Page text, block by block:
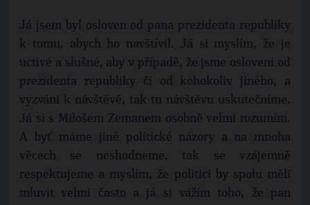
Já jsem byl osloven od pana prezidenta republiky
k tomu, abych ho navštívil. Já si myslím, že je
uctivé a slušné, aby v případě, že jsme osloveni od
prezidenta republiky či od kohokoliv jiného, a
vyzváni k návštěvě, tak tu návštěvu uskutečníme.
Já si s Milošem Zemanem osobně velmi rozumím.
A byť máme jiné politické názory a na mnoha
věcech se neshodneme, tak se vzájemně
respektujeme a myslím, že politici by spolu měli
mluvit velmi často a já si vážím toho, že pan